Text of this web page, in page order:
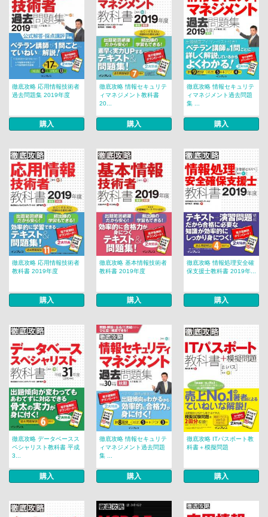
徹底攻略 応用情報技術者
過去問題集 2019年度
購入
徹底攻略 情報セキュリテ
ィマネジメント教科書
20...
購入
徹底攻略 情報セキュリテ
ィマネジメント過去問題
集 ...
購入
徹底攻略 応用情報技術者
教科書 2019年度
購入
徹底攻略 基本情報技術者
教科書 2019年度
購入
徹底攻略 情報処理安全確
保支援士教科書 2019年...
購入
徹底攻略 データベースス
ペシャリスト教科書 平成
3...
購入
徹底攻略 情報セキュリテ
ィマネジメント過去問題
集 ...
購入
徹底攻略 ITパスポート教
科書＋模擬問題
購入